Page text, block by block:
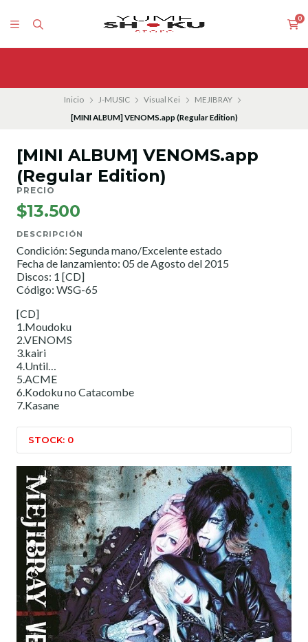
0
Inicio J-MUSIC Visual Kei
MEJIBRAY
[MINI ALBUM] VENOMS.app (Regular Edition)
[MINI ALBUM] VENOMS.app
(Regular Edition)
PRECIO
$13.500
DESCRIPCIÓN
Condición: Segunda mano/Excelente estado
Fecha de lanzamiento: 05 de Agosto del 2015
Discos: 1 [CD]
Código: WSG-65
[CD]
1.Moudoku
2.VENOMS
3.kairi
4.Until…
5.ACME
6.Kodoku no Catacombe
7.Kasane
STOCK: 0